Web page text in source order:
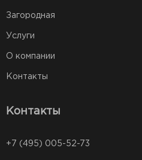
Загородная
Услуги
О компании
Контакты
Контакты
+7 (495) 005-52-73